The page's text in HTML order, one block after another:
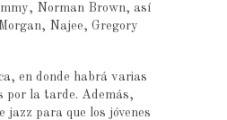
Norman Brown, así
Najee, Gregory
en donde habrá varias
por la tarde. Además,
para que los jóvenes